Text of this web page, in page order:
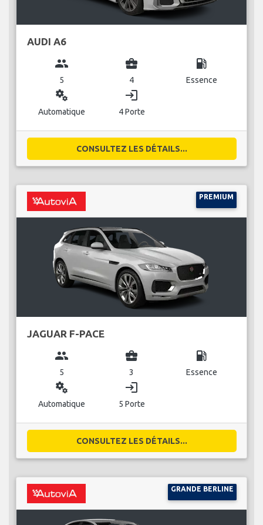
AUDI A6
group
5
business_center
4
local_gas_station
Essence
miscellaneous_services
Automatique
login
4 Porte
CONSULTEZ LES DÉTAILS...
PREMIUM
JAGUAR F-PACE
group
5
business_center
3
local_gas_station
Essence
miscellaneous_services
Automatique
login
5 Porte
CONSULTEZ LES DÉTAILS...
GRANDE BERLINE